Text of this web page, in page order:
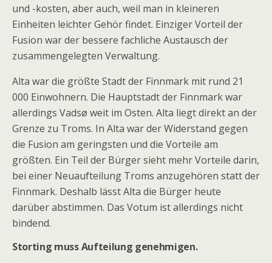
und -kosten, aber auch, weil man in kleineren
Einheiten leichter Gehör findet. Einziger Vorteil der
Fusion war der bessere fachliche Austausch der
zusammengelegten Verwaltung.
Alta war die größte Stadt der Finnmark mit rund 21
000 Einwohnern. Die Hauptstadt der Finnmark war
allerdings Vadsø weit im Osten. Alta liegt direkt an der
Grenze zu Troms. In Alta war der Widerstand gegen
die Fusion am geringsten und die Vorteile am
größten. Ein Teil der Bürger sieht mehr Vorteile darin,
bei einer Neuaufteilung Troms anzugehören statt der
Finnmark. Deshalb lässt Alta die Bürger heute
darüber abstimmen. Das Votum ist allerdings nicht
bindend.
Storting muss Aufteilung genehmigen.